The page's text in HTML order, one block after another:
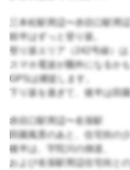
三本松駅周辺〜赤目口駅周辺
前半はずっと登り坂。
登り坂エリア（242号線）は
スマホ電波が圏外になるか
GPSは捕捉します。
下り坂を過ぎて、後半は田
赤目口駅周辺〜名張駅
田園風景のあと、住宅街の
後半は、宇陀川の側道、
および名張駅周辺住宅街との